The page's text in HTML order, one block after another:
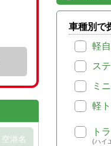
車種別で
軽
ス
ミ
軽
ト
(ハイ
空港名